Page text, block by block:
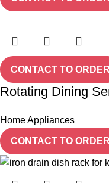
CONTACT TO ORDER
Rotating Dining
Home Appliances
CONTACT TO ORDER